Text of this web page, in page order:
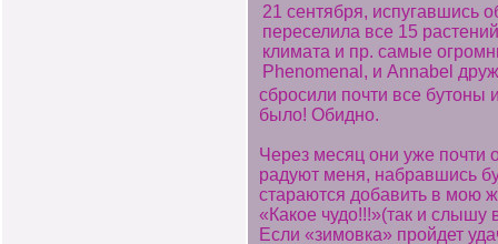
21 сентября, испугавшись
переселила все 15
климата и пр. самые
Phenomenal, и Annabel
сбросили почти все бутоны
было! Обидно.
Через месяц они уже почти
радуют меня, набравшись
стараются добавить в мою
«Какое чудо!!!»(так и слышу
Если «зимовка» пройдет